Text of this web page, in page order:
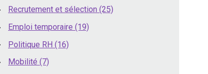
Recrutement et sélection(25)
Emploi temporaire(19)
Politique RH(16)
Mobilité(7)